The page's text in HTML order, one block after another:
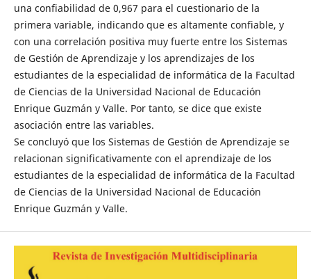
una confiabilidad de 0,967 para el cuestionario de la
primera variable, indicando que es altamente confiable, y
con una correlación positiva muy fuerte entre los Sistemas
de Gestión de Aprendizaje y los aprendizajes de los
estudiantes de la especialidad de informática de la Facultad
de Ciencias de la Universidad Nacional de Educación
Enrique Guzmán y Valle. Por tanto, se dice que existe
asociación entre las variables.
Se concluyó que los Sistemas de Gestión de Aprendizaje se
relacionan significativamente con el aprendizaje de los
estudiantes de la especialidad de informática de la Facultad
de Ciencias de la Universidad Nacional de Educación
Enrique Guzmán y Valle.